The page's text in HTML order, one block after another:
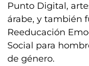
Punto Digital,
árabe, y también
Reeducación
Social para
de género.